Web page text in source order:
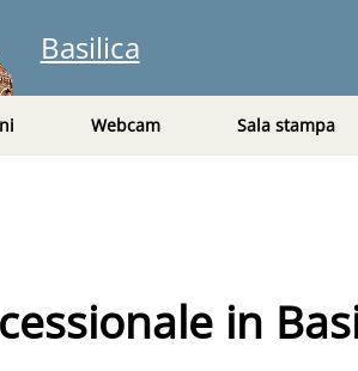
Basilica
Webcam Sala stampa
in